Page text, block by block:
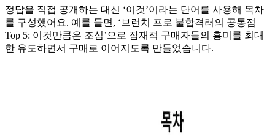
정답을 직접 공개하는 대신 ‘이것’이라는 단어를 사용해 목차
를 구성했어요. 예를 들면, ‘브런치 프로 불합격러의 공통점
Top 5: 이것만큼은 조심’으로 잠재적 구매자들의 흥미를 최대
한 유도하면서 구매로 이어지도록 만들었습니다.